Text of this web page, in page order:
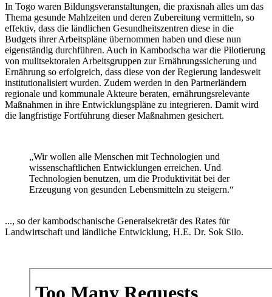
In Togo waren Bildungsveranstaltungen, die praxisnah alles um das
Thema gesunde Mahlzeiten und deren Zubereitung vermitteln, so
effektiv, dass die ländlichen Gesundheitszentren diese in die
Budgets ihrer Arbeitspläne übernommen haben und diese nun
eigenständig durchführen. Auch in Kambodscha war die Pilotierung
von mulitsektoralen Arbeitsgruppen zur Ernährungssicherung und
Ernährung so erfolgreich, dass diese von der Regierung landesweit
institutionalisiert wurden. Zudem werden in den Partnerländern
regionale und kommunale Akteure beraten, ernährungsrelevante
Maßnahmen in ihre Entwicklungspläne zu integrieren. Damit wird
die langfristige Fortführung dieser Maßnahmen gesichert.
„Wir wollen alle Menschen mit Technologien und
wissenschaftlichen Entwicklungen erreichen. Und
Technologien benutzen, um die Produktivität bei der
Erzeugung von gesunden Lebensmitteln zu steigern.“
..., so der kambodschanische Generalsekretär des Rates für
Landwirtschaft und ländliche Entwicklung, H.E. Dr. Sok Silo.